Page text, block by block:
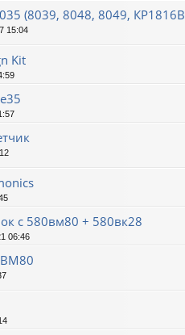
(8039, 8048, 8049,
15:04
Kit
с 580вм80 + 580вк28
06:46